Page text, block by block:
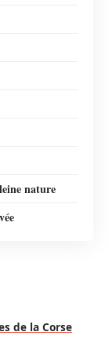
nature
de la Corse